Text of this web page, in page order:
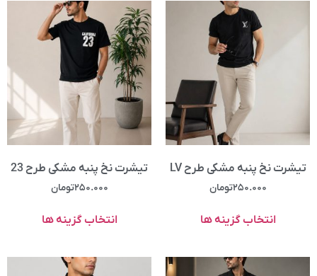
تیشرت نخ پنبه مشکی طرح LV
۲۵۰.۰۰۰تومان
انتخاب گزینه ها
تیشرت نخ پنبه مشکی طرح 23
۲۵۰.۰۰۰تومان
انتخاب گزینه ها